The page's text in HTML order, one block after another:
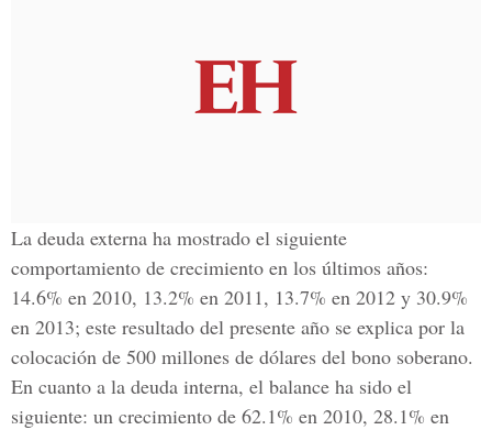
La deuda externa ha mostrado el siguiente
comportamiento de crecimiento en los últimos años:
14.6% en 2010, 13.2% en 2011, 13.7% en 2012 y 30.9%
en 2013; este resultado del presente año se explica por la
colocación de 500 millones de dólares del bono soberano.
En cuanto a la deuda interna, el balance ha sido el
siguiente: un crecimiento de 62.1% en 2010, 28.1% en